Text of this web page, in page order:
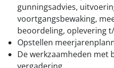
gunningsadvies,
voortgangsbewaking,
beoordeling, oplevering
Opstellen
De werkzaamheden met